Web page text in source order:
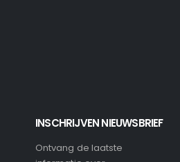
INSCHRIJVEN NIEUWSBRIEF
Ontvang de laatste